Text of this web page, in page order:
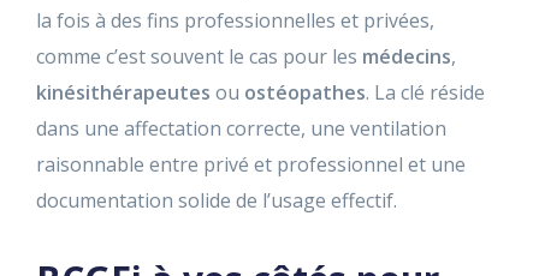
la fois à des fins professionnelles et privées,
comme c’est souvent le cas pour les médecins,
kinésithérapeutes ou ostéopathes. La clé réside
dans une affectation correcte, une ventilation
raisonnable entre privé et professionnel et une
documentation solide de l’usage effectif.